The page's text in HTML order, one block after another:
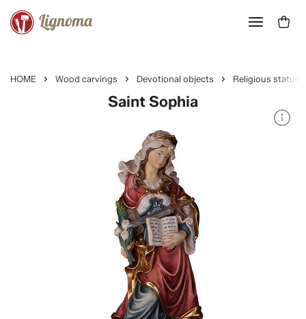
HOME Wood carvings Devotional objects Religious statues
Saint Sophia